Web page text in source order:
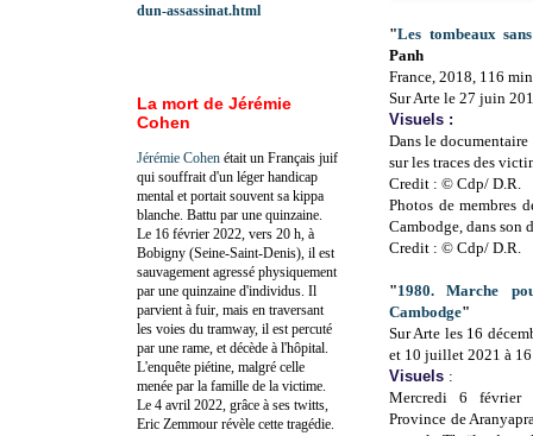
"Les tombeaux
Panh
France, 2018, 116 min
Sur Arte le 27 juin
Visuels :
Dans le
sur les traces des
Credit : © Cdp/ D.R.
Photos de membres
Cambodge, dans son
Credit : © Cdp/ D.R.
"1980. Marche
Cambodge"
Sur Arte les 16
et 10 juillet 2021 à
Visuels :
Mercredi 6 février
Province de
dun-assassinat.html
La mort de Jérémie
Cohen
Jérémie Cohen était un Français juif
qui souffrait d'un léger handicap
mental et portait souvent sa kippa
blanche. Battu par une quinzaine.
Le 16 février 2022, vers 20 h, à
Bobigny (Seine-Saint-Denis), il est
sauvagement agressé physiquement
par une quinzaine d'individus. Il
parvient à fuir, mais en traversant
les voies du tramway, il est percuté
par une rame, et décède à l'hôpital.
L'enquête piétine, malgré celle
menée par la famille de la victime.
Le 4 avril 2022, grâce à ses twitts,
Eric Zemmour révèle cette tragédie.